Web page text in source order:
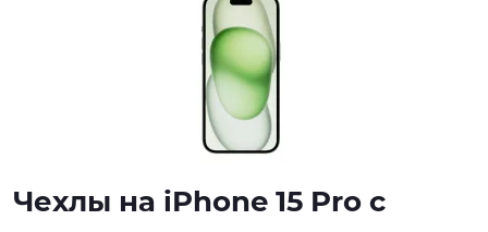
Чехлы на iPhone 15 Pro с